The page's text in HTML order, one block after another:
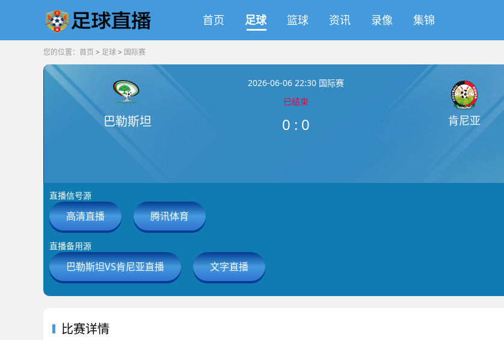
首页 足球 篮球 资讯 录像 集锦
您的位置： 首页 > 足球> 国际赛
巴勒斯坦
2026-06-06 22:30 国际赛
已结束
0 : 0 肯尼亚
直播信号源
高清直播 腾讯体育
直播备用源
巴勒斯坦VS肯尼亚直播 文字直播
比赛详情